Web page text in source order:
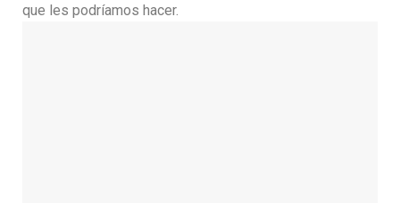
que les podríamos hacer.